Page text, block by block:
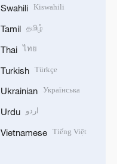
Swahili Kiswahili
Tamil தமிழ்
Thai ไทย
Turkish Türkçe
Ukrainian Українська
Urdu اردو
Vietnamese Tiếng Việt